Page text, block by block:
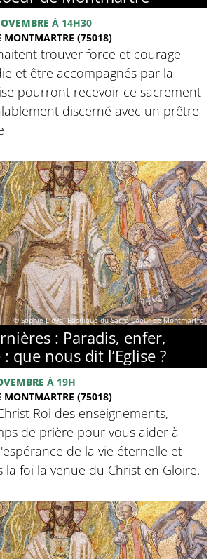
À 14H30
MONTMARTRE (75018)
trouver force et courage
et être accompagnés par la
pourront recevoir ce sacrement
discerné avec un prêtre
© Sophie Lloyd- Basilique du Sacré-Coeur de Montmartre
: Paradis, enfer,
que nous dit l’Eglise ?
À 19H
MONTMARTRE (75018)
Roi des enseignements,
de prière pour vous aider à
de la vie éternelle et
foi la venue du Christ en Gloire.